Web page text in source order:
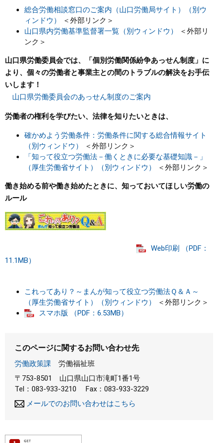
総合労働相談窓口のご案内（山口労働局サイト）（別ウ
ィンドウ）
＜外部リンク＞
山口県内労働基準監督署一覧（別ウィンドウ）
＜外部リ
ンク＞
山口県労働委員会では、「個別労働関係紛争あっせん制度」に
より、個々の労働者と事業主との間のトラブルの解決をお手伝
いします！
山口県労働委員会のあっせん制度のご案内
労働者の権利を学びたい、法律を知りたいときは、
確かめよう労働条件：労働条件に関する総合情報サイト
（別ウィンドウ）
＜外部リンク＞
「知って役立つ労働法－働くときに必要な基礎知識－」
（厚生労働省サイト）（別ウィンドウ）
＜外部リンク＞
働き始める前や働き始めたときに、知っておいてほしい労働の
ルール
Web印刷 （PDF：
11.1MB）
これってあり？～まんが知って役立つ労働法Ｑ＆Ａ～
（厚生労働省サイト）（別ウィンドウ）
＜外部リンク＞
スマホ版 （PDF：6.53MB）
このページに関するお問い合わせ先
労働政策課
労働福祉班
〒753-8501
山口県山口市滝町1番1号
Tel：083-933-3210
Fax：083-933-3229
メールでのお問い合わせはこちら